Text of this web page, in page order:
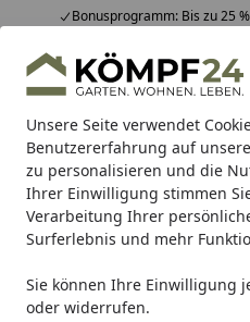
Unsere Seite verwendet
Benutzererfahrung auf
zu personalisieren und die
Ihrer Einwilligung stimmen
Verarbeitung Ihrer
Surferlebnis und mehr
Sie können Ihre Einwilligung
oder widerrufen.
Bonusprogramm: Bis zu 25
Hotline07051 / 9 22 22
Mo-Fr. 8-16 Uhr
Alle Produkte
Alle ProdukteHighlights
TRW Bremsbeläge